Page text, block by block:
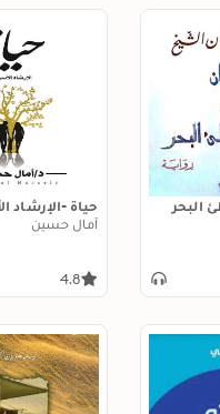
البحر
حياة -الإرشاد
آمال حسين
4.8